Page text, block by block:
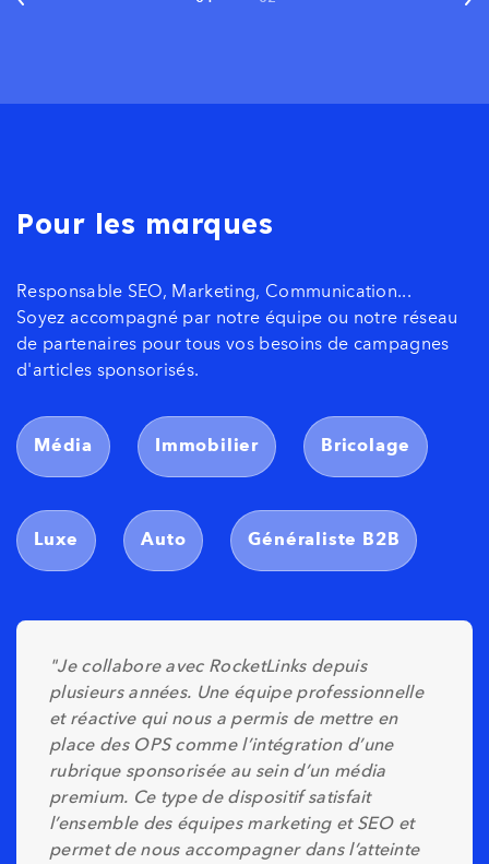
Pour les marques
Responsable SEO, Marketing, Communication...
Soyez accompagné par notre équipe ou notre réseau
de partenaires pour tous vos besoins de campagnes
d'articles sponsorisés.
Média Immobilier Bricolage
Luxe Auto Généraliste B2B
"Je collabore avec RocketLinks depuis
plusieurs années. Une équipe professionnelle
et réactive qui nous a permis de mettre en
place des OPS comme l’intégration d’une
rubrique sponsorisée au sein d’un média
premium. Ce type de dispositif satisfait
l’ensemble des équipes marketing et SEO et
permet de nous accompagner dans l’atteinte